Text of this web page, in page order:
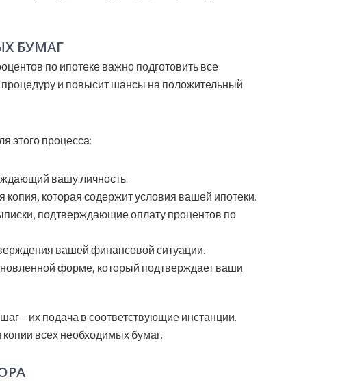
БУМАГ
по ипотеке важно подготовить все
и повысит шансы на положительный
этого процесса:
вашу личность.
копия, которая содержит условия вашей ипотеки.
подтверждающие оплату процентов по
вашей финансовой ситуации.
форме, который подтверждает ваши
– их подача в соответствующие инстанции.
копии всех необходимых бумаг.